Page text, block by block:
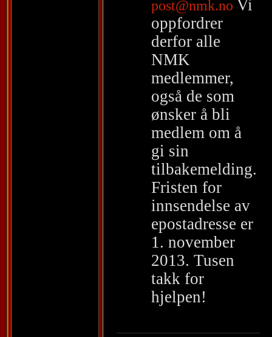
post@nmk.no Vi
oppfordrer
derfor alle
NMK
medlemmer,
også de som
ønsker å bli
medlem om å
gi sin
tilbakemelding.
Fristen for
innsendelse av
epostadresse er
1. november
2013. Tusen
takk for
hjelpen!